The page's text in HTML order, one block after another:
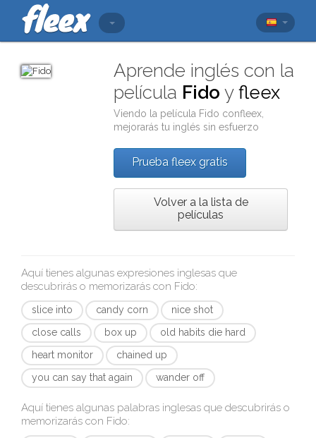
Aprende inglés con la
película Fido yfleex
Viendo la película Fido confleex
mejorarás tu inglés sin esfuerzo
Prueba fleex gratis
Volver a la lista de
películas
Aquí tienes algunas expresiones inglesas que
descubrirás o memorizarás con Fido:
slice into candy corn
nice shot
close calls
box up
old habits die hard
heart monitor
chained up
you can say that again
wander off
Aquí tienes algunas palabras inglesas que descubrirás o
memorizarás con Fido: